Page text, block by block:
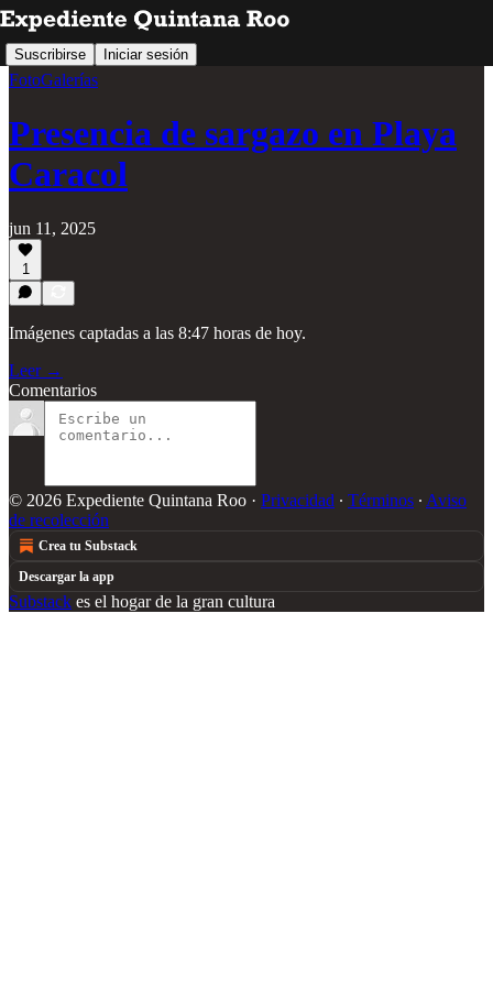
Suscribirse Iniciar sesión
FotoGalerías
Presencia de sargazo en Playa
Caracol
jun 11, 2025
1
Imágenes captadas a las 8:47 horas de hoy.
Leer →
Comentarios
© 2026 Expediente Quintana Roo · Privacidad ∙ Términos ∙ Aviso
de recolección
Crea tu Substack
Descargar la app
Substack es el hogar de la gran cultura